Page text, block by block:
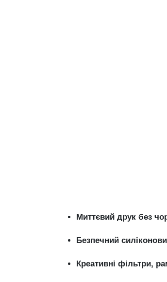
Миттєвий друк без
Безпечний
Креативні фільтри,